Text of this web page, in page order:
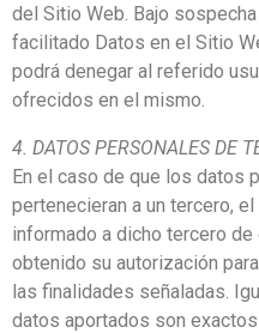
del Sitio Web. Bajo
facilitado Datos en el Sitio
podrá denegar al referido
ofrecidos en el mismo.
4. DATOS PERSONALES DE
En el caso de que los datos
pertenecieran a un tercero,
informado a dicho tercero
obtenido su autorización
las finalidades señaladas.
datos aportados son